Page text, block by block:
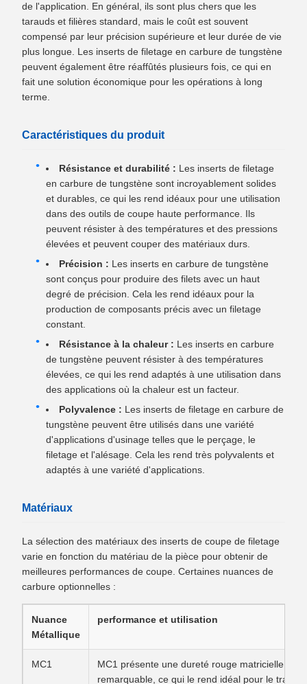
de l'application. En général, ils sont plus chers que les
tarauds et filières standard, mais le coût est souvent
compensé par leur précision supérieure et leur durée de vie
plus longue. Les inserts de filetage en carbure de tungstène
peuvent également être réaffûtés plusieurs fois, ce qui en
fait une solution économique pour les opérations à long
terme.
Caractéristiques du produit
Résistance et durabilité : Les inserts de filetage
en carbure de tungstène sont incroyablement solides
et durables, ce qui les rend idéaux pour une utilisation
dans des outils de coupe haute performance. Ils
peuvent résister à des températures et des pressions
élevées et peuvent couper des matériaux durs.
Précision : Les inserts en carbure de tungstène
sont conçus pour produire des filets avec un haut
degré de précision. Cela les rend idéaux pour la
production de composants précis avec un filetage
constant.
Résistance à la chaleur : Les inserts en carbure
de tungstène peuvent résister à des températures
élevées, ce qui les rend adaptés à une utilisation dans
des applications où la chaleur est un facteur.
Polyvalence : Les inserts de filetage en carbure de
tungstène peuvent être utilisés dans une variété
d'applications d'usinage telles que le perçage, le
filetage et l'alésage. Cela les rend très polyvalents et
adaptés à une variété d'applications.
Matériaux
La sélection des matériaux des inserts de coupe de filetage
varie en fonction du matériau de la pièce pour obtenir de
meilleures performances de coupe. Certaines nuances de
carbure optionnelles :
Nuance
Métallique
performance et utilisation
MC1
MC1 présente une dureté rouge matricielle
remarquable, ce qui le rend idéal pour le